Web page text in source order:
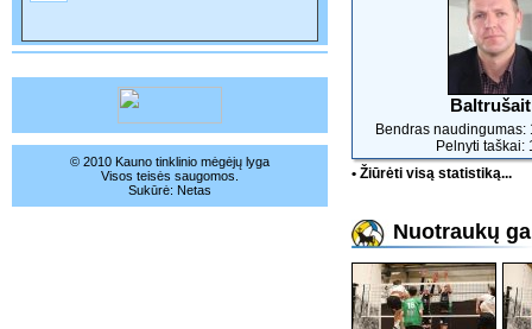
© 2010 Kauno tinklinio mėgėjų lyga
Visos teisės saugomos.
Sukūrė: Netas
Bendras naudingumas:
Pelnyti taškai:
• Žiūrėti visą statistiką...
Nuotraukų